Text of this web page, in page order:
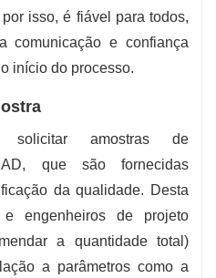
isso, é fiável para todos,
comunicação e confiança
início do processo.
amostras de
que são fornecidas
da qualidade. Desta
engenheiros de projeto
a quantidade total)
a parâmetros como a